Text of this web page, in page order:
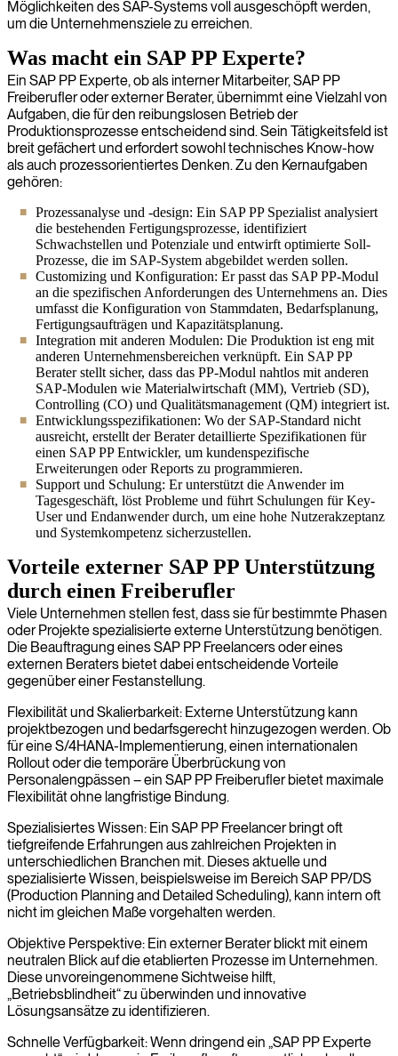
Möglichkeiten des SAP-Systems voll ausgeschöpft werden,
um die Unternehmensziele zu erreichen.
Was macht ein SAP PP Experte?
Ein SAP PP Experte, ob als interner Mitarbeiter, SAP PP
Freiberufler oder externer Berater, übernimmt eine Vielzahl von
Aufgaben, die für den reibungslosen Betrieb der
Produktionsprozesse entscheidend sind. Sein Tätigkeitsfeld ist
breit gefächert und erfordert sowohl technisches Know-how
als auch prozessorientiertes Denken. Zu den Kernaufgaben
gehören:
Prozessanalyse und -design: Ein SAP PP Spezialist analysiert
die bestehenden Fertigungsprozesse, identifiziert
Schwachstellen und Potenziale und entwirft optimierte Soll-
Prozesse, die im SAP-System abgebildet werden sollen.
Customizing und Konfiguration: Er passt das SAP PP-Modul
an die spezifischen Anforderungen des Unternehmens an. Dies
umfasst die Konfiguration von Stammdaten, Bedarfsplanung,
Fertigungsaufträgen und Kapazitätsplanung.
Integration mit anderen Modulen: Die Produktion ist eng mit
anderen Unternehmensbereichen verknüpft. Ein SAP PP
Berater stellt sicher, dass das PP-Modul nahtlos mit anderen
SAP-Modulen wie Materialwirtschaft (MM), Vertrieb (SD),
Controlling (CO) und Qualitätsmanagement (QM) integriert ist.
Entwicklungsspezifikationen: Wo der SAP-Standard nicht
ausreicht, erstellt der Berater detaillierte Spezifikationen für
einen SAP PP Entwickler, um kundenspezifische
Erweiterungen oder Reports zu programmieren.
Support und Schulung: Er unterstützt die Anwender im
Tagesgeschäft, löst Probleme und führt Schulungen für Key-
User und Endanwender durch, um eine hohe Nutzerakzeptanz
und Systemkompetenz sicherzustellen.
Vorteile externer SAP PP Unterstützung
durch einen Freiberufler
Viele Unternehmen stellen fest, dass sie für bestimmte Phasen
oder Projekte spezialisierte externe Unterstützung benötigen.
Die Beauftragung eines SAP PP Freelancers oder eines
externen Beraters bietet dabei entscheidende Vorteile
gegenüber einer Festanstellung.
Flexibilität und Skalierbarkeit: Externe Unterstützung kann
projektbezogen und bedarfsgerecht hinzugezogen werden. Ob
für eine S/4HANA-Implementierung, einen internationalen
Rollout oder die temporäre Überbrückung von
Personalengpässen – ein SAP PP Freiberufler bietet maximale
Flexibilität ohne langfristige Bindung.
Spezialisiertes Wissen: Ein SAP PP Freelancer bringt oft
tiefgreifende Erfahrungen aus zahlreichen Projekten in
unterschiedlichen Branchen mit. Dieses aktuelle und
spezialisierte Wissen, beispielsweise im Bereich SAP PP/DS
(Production Planning and Detailed Scheduling), kann intern oft
nicht im gleichen Maße vorgehalten werden.
Objektive Perspektive: Ein externer Berater blickt mit einem
neutralen Blick auf die etablierten Prozesse im Unternehmen.
Diese unvoreingenommene Sichtweise hilft,
„Betriebsblindheit“ zu überwinden und innovative
Lösungsansätze zu identifizieren.
Schnelle Verfügbarkeit: Wenn dringend ein „SAP PP Experte